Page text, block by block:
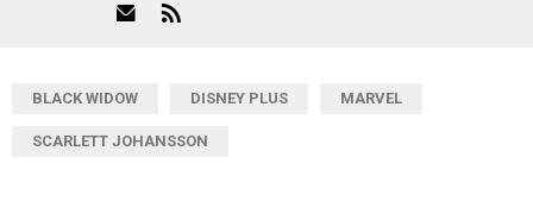
BLACK WIDOW DISNEY PLUS MARVEL
SCARLETT JOHANSSON